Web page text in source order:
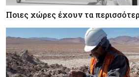
Ποιες χώρες έχουν τα